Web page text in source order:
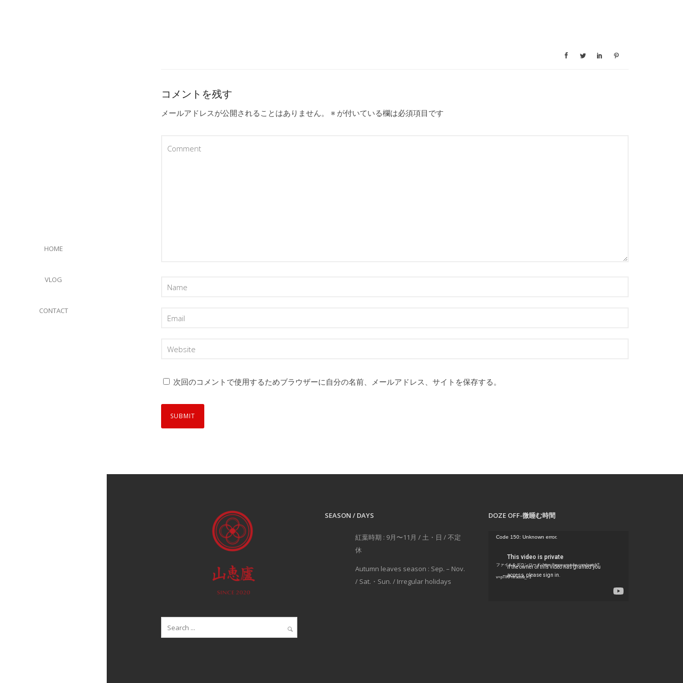
HOME
VLOG
CONTACT
コメントを残す
メールアドレスが公開されることはありません。 ※ が付いている欄は必須項目です
次回のコメントで使用するためブラウザーに自分の名前、メールアドレス、サイトを保存する。
SEASON / DAYS
紅葉時期 : 9月〜11月 / 土・日 / 不定
休
Autumn leaves season : Sep. – Nov.
/ Sat.・Sun. / Irregular holidays
DOZE OFF-微睡む時間
Code 150: Unknown error.
ファイルをダウンロード: https://www.youtube.com/watch?
v=pTlKPnfraos&_=1